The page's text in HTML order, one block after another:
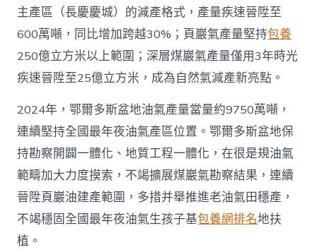
主產區（長慶慶城）的減產格式，產量疾速晉陞至
600萬噸，同比增加跨越30%；頁巖氣產量堅持包養
250億立方米以上範圍；深層煤巖氣產量僅用3年時光
疾速晉陞至25億立方米，成為自然氣減產新亮點。
2024年，鄂爾多斯盆地油氣產量當量約9750萬噸，
連續堅持全國最年夜油氣產區位置。鄂爾多斯盆地保
持勘察開闢一體化、地質工程一體化，在很是規油氣
範疇加大力度摸索，不竭擴展煤巖氣勘察結果，連續
晉陞頁巖油建產範圍，多措并舉推進老油氣田穩產，
不竭穩固全國最年夜油氣生孩子基包養網排名地扶
植。